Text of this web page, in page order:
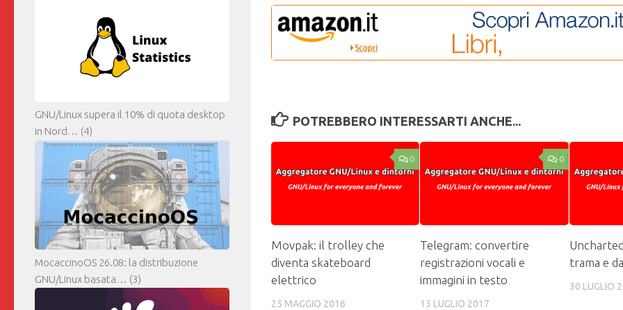
POTREBBERO INTERESSARTI ANCHE...
0
Movpak: il trolley che
diventa skateboard
elettrico
25 MAGGIO 2016
0
Telegram: convertire
registrazioni vocali e
immagini in testo
13 LUGLIO 2017
trama e
30 LUGLIO
GNU/Linux supera il 10% di quota desktop
in Nord… (4)
MocaccinoOS 26.08: la distribuzione
GNU/Linux basata… (3)